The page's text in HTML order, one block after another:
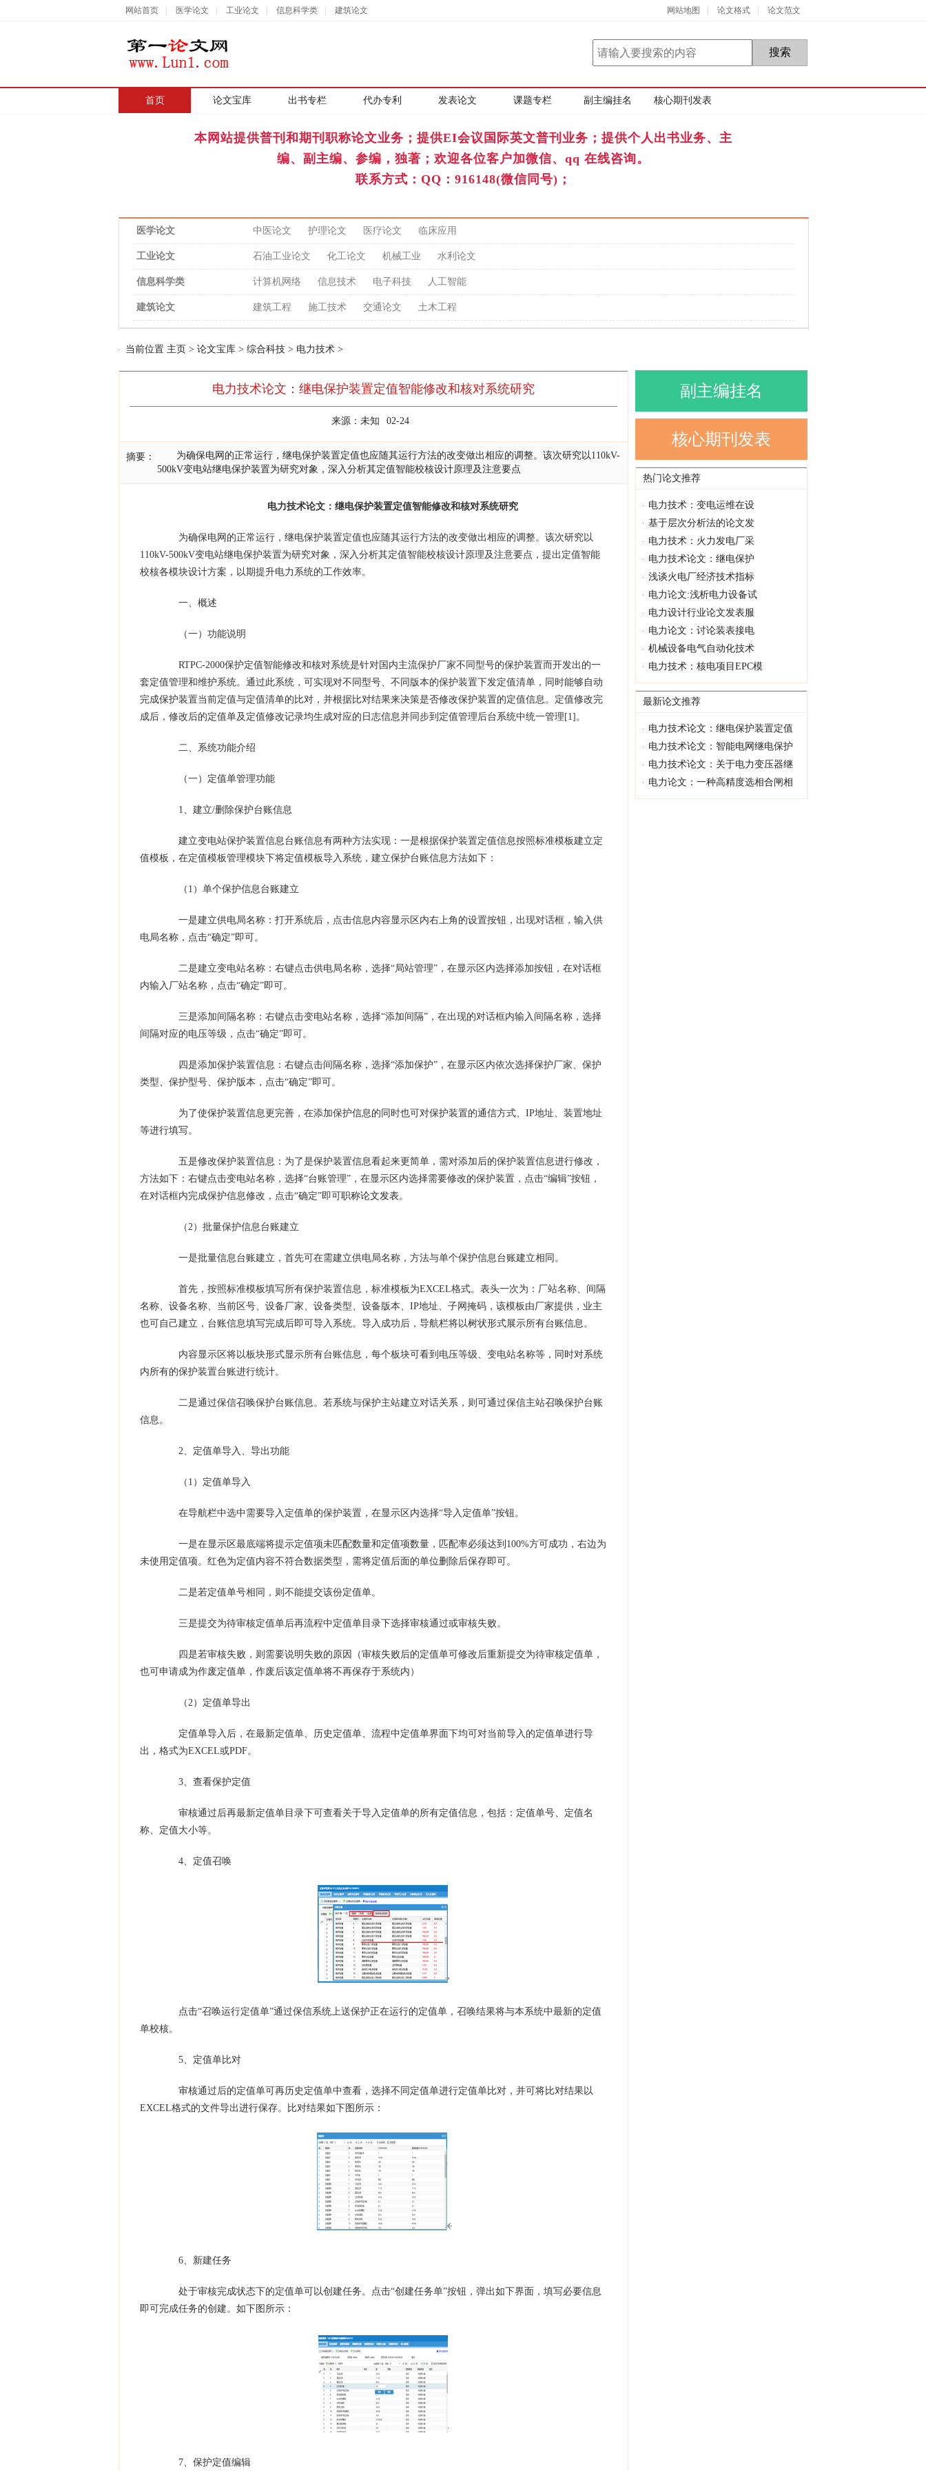
网站地图 论文格式 论文范文
网站首页 医学论文 工业论文 信息科学类 建筑论文
首页 论文宝库 出书专栏 代办专利 发表论文 课题专栏 副主编挂名 核心期刊发表
本网站提供普刊和期刊职称论文业务；提供EI会议国际英文普刊业务；提供个人出书业务、主
编、副主编、参编，独著；欢迎各位客户加微信、qq 在线咨询。
联系方式：QQ：916148(微信同号)；
医学论文 中医论文 护理论文 医疗论文 临床应用
工业论文 石油工业论文 化工论文 机械工业 水利论文
信息科学类 计算机网络 信息技术 电子科技 人工智能
建筑论文 建筑工程 施工技术 交通论文 土木工程
当前位置 主页 > 论文宝库 > 综合科技 > 电力技术 >
电力技术论文：继电保护装置定值智能修改和核对系统研究
来源：未知 02-24
摘要：
为确保电网的正常运行，继电保护装置定值也应随其运行方法的改变做出相应的调整。该次研究以110kV-
500kV变电站继电保护装置为研究对象，深入分析其定值智能校核设计原理及注意要点
电力技术论文：继电保护装置定值智能修改和核对系统研究
为确保电网的正常运行，继电保护装置定值也应随其运行方法的改变做出相应的调整。该次研究以
110kV-500kV变电站继电保护装置为研究对象，深入分析其定值智能校核设计原理及注意要点，提出定值智能
校核各模块设计方案，以期提升电力系统的工作效率。
一、概述
（一）功能说明
RTPC-2000保护定值智能修改和核对系统是针对国内主流保护厂家不同型号的保护装置而开发出的一
套定值管理和维护系统。通过此系统，可实现对不同型号、不同版本的保护装置下发定值清单，同时能够自动
完成保护装置当前定值与定值清单的比对，并根据比对结果来决策是否修改保护装置的定值信息。定值修改完
成后，修改后的定值单及定值修改记录均生成对应的日志信息并同步到定值管理后台系统中统一管理[1]。
二、系统功能介绍
（一）定值单管理功能
1、建立/删除保护台账信息
建立变电站保护装置信息台账信息有两种方法实现：一是根据保护装置定值信息按照标准模板建立定
值模板，在定值模板管理模块下将定值模板导入系统，建立保护台账信息方法如下：
（1）单个保护信息台账建立
一是建立供电局名称：打开系统后，点击信息内容显示区内右上角的设置按钮，出现对话框，输入供
电局名称，点击“确定”即可。
二是建立变电站名称：右键点击供电局名称，选择“局站管理”，在显示区内选择添加按钮，在对话框
内输入厂站名称，点击“确定”即可。
三是添加间隔名称：右键点击变电站名称，选择“添加间隔”，在出现的对话框内输入间隔名称，选择
间隔对应的电压等级，点击“确定”即可。
四是添加保护装置信息：右键点击间隔名称，选择“添加保护”，在显示区内依次选择保护厂家、保护
类型、保护型号、保护版本，点击“确定”即可。
为了使保护装置信息更完善，在添加保护信息的同时也可对保护装置的通信方式、IP地址、装置地址
等进行填写。
五是修改保护装置信息：为了是保护装置信息看起来更简单，需对添加后的保护装置信息进行修改，
方法如下：右键点击变电站名称，选择“台账管理”，在显示区内选择需要修改的保护装置，点击“编辑”按钮，
在对话框内完成保护信息修改，点击“确定”即可职称论文发表。
（2）批量保护信息台账建立
一是批量信息台账建立，首先可在需建立供电局名称，方法与单个保护信息台账建立相同。
首先，按照标准模板填写所有保护装置信息，标准模板为EXCEL格式。表头一次为：厂站名称、间隔
名称、设备名称、当前区号、设备厂家、设备类型、设备版本、IP地址、子网掩码，该模板由厂家提供，业主
也可自己建立，台账信息填写完成后即可导入系统。导入成功后，导航栏将以树状形式展示所有台账信息。
内容显示区将以板块形式显示所有台账信息，每个板块可看到电压等级、变电站名称等，同时对系统
内所有的保护装置台账进行统计。
二是通过保信召唤保护台账信息。若系统与保护主站建立对话关系，则可通过保信主站召唤保护台账
信息。
2、定值单导入、导出功能
（1）定值单导入
在导航栏中选中需要导入定值单的保护装置，在显示区内选择“导入定值单”按钮。
一是在显示区最底端将提示定值项未匹配数量和定值项数量，匹配率必须达到100%方可成功，右边为
未使用定值项。红色为定值内容不符合数据类型，需将定值后面的单位删除后保存即可。
二是若定值单号相同，则不能提交该份定值单。
三是提交为待审核定值单后再流程中定值单目录下选择审核通过或审核失败。
四是若审核失败，则需要说明失败的原因（审核失败后的定值单可修改后重新提交为待审核定值单，
也可申请成为作废定值单，作废后该定值单将不再保存于系统内）
（2）定值单导出
定值单导入后，在最新定值单、历史定值单、流程中定值单界面下均可对当前导入的定值单进行导
出，格式为EXCEL或PDF。
3、查看保护定值
审核通过后再最新定值单目录下可查看关于导入定值单的所有定值信息，包括：定值单号、定值名
称、定值大小等。
4、定值召唤
点击“召唤运行定值单”通过保信系统上送保护正在运行的定值单，召唤结果将与本系统中最新的定值
单校核。
5、定值单比对
审核通过后的定值单可再历史定值单中查看，选择不同定值单进行定值单比对，并可将比对结果以
EXCEL格式的文件导出进行保存。比对结果如下图所示：
6、新建任务
处于审核完成状态下的定值单可以创建任务。点击“创建任务单”按钮，弹出如下界面，填写必要信息
即可完成任务的创建。如下图所示：
7、保护定值编辑
副主编挂名
核心期刊发表
热门论文推荐
电力技术：变电运维在设
基于层次分析法的论文发
电力技术：火力发电厂采
电力技术论文：继电保护
浅谈火电厂经济技术指标
电力论文:浅析电力设备试
电力设计行业论文发表服
电力论文：讨论装表接电
机械设备电气自动化技术
电力技术：核电项目EPC模
最新论文推荐
电力技术论文：继电保护装置定值
电力技术论文：智能电网继电保护
电力技术论文：关于电力变压器继
电力论文：一种高精度选相合闸相